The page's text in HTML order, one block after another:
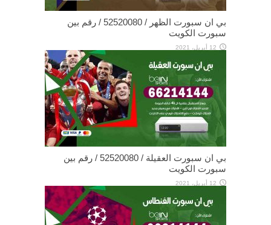
بي ان سبورت الظهر / 52520080 / رقم بين
سبورت الكويت
12 أبريل، 2021
بي ان سبورت العقيلة / 52520080 / رقم بين
سبورت الكويت
12 أبريل، 2021